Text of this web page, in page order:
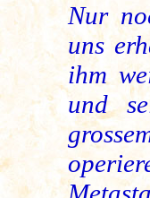
Nur
uns
ihm
und